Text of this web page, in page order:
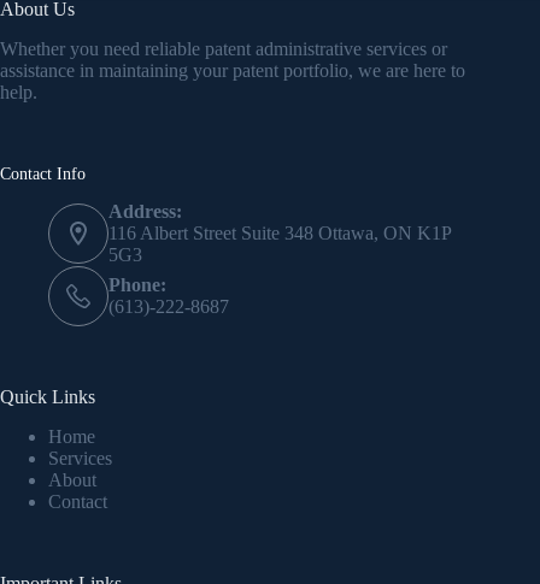
About Us
Whether you need reliable patent administrative services or
assistance in maintaining your patent portfolio, we are here to
help.
Contact Info
Address:
116 Albert Street Suite 348 Ottawa, ON K1P
5G3
Phone:
(613)-222-8687
Quick Links
Home
Services
About
Contact